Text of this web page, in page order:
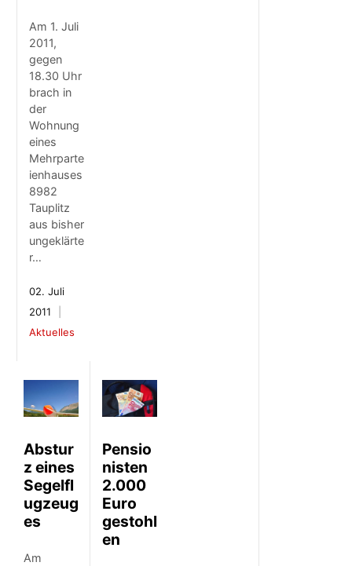
Am 1. Juli
2011,
gegen
18.30 Uhr
brach in
der
Wohnung
eines
Mehrparte
ienhauses
8982
Tauplitz
aus bisher
ungeklärte
r…
02. Juli
2011
Aktuelles
Abstur
z eines
Segelfl
ugzeug
es
Am
Pensio
nisten
2.000
Euro
gestohl
en